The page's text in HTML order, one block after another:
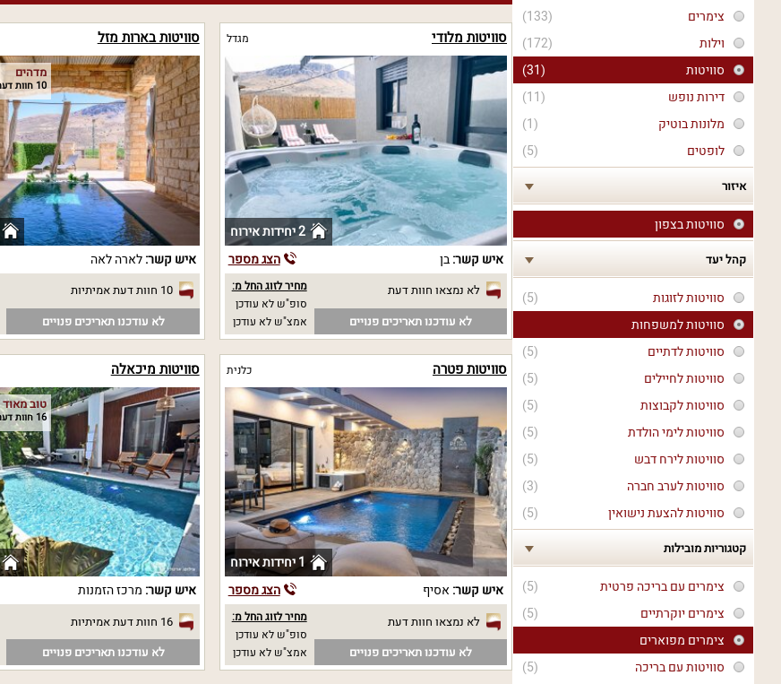
(133)
צימרים
(172)
וילות
(31)
סוויטות
(11)
דירות נופש
(1)
מלונות בוטיק
(5)
לופטים
איזור
סוויטות בצפון
קהל יעד
(5)
סוויטות לזוגות
סוויטות למשפחות
(5)
סוויטות לדתיים
(5)
סוויטות לחיילים
(5)
סוויטות לקבוצות
(5)
סוויטות לימי הולדת
(5)
סוויטות לירח דבש
(3)
סוויטות לערב חברה
(5)
סוויטות להצעת נישואין
קטגוריות מובילות
(5)
צימרים עם בריכה פרטית
(5)
צימרים יוקרתיים
צימרים מפוארים
(5)
סוויטות עם בריכה
סוויטות מלודי מגדל
2 יחידות אירוח
איש קשר:בן הצג מספר
לא נמצאו חוות דעת
לא עודכנו תאריכים פנויים
מחיר לזוג החל מ:
סופ"ש לא עודכן
אמצ"ש לא עודכן
סוויטות בארות מזל
מדהים
10 חוות דעת אמיתיות
איש קשר:לארה לאה
10 חוות דעת אמיתיות
לא עודכנו תאריכים פנויים
סוויטות פטרה כלנית
1 יחידות אירוח
איש קשר: אסיף הצג מספר
לא נמצאו חוות דעת
לא עודכנו תאריכים פנויים
מחיר לזוג החל מ:
סופ"ש לא עודכן
אמצ"ש לא עודכן
סוויטות מיכאלה
טוב מאוד
16 חוות דעת אמיתיות
איש קשר: מרכז הזמנות
16 חוות דעת אמיתיות
לא עודכנו תאריכים פנויים